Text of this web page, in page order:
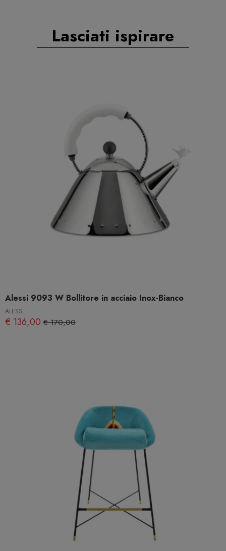
Lasciati ispirare
Alessi 9093 W Bollitore in acciaio Inox-Bianco
ALESSI
€ 136,00 € 170,00